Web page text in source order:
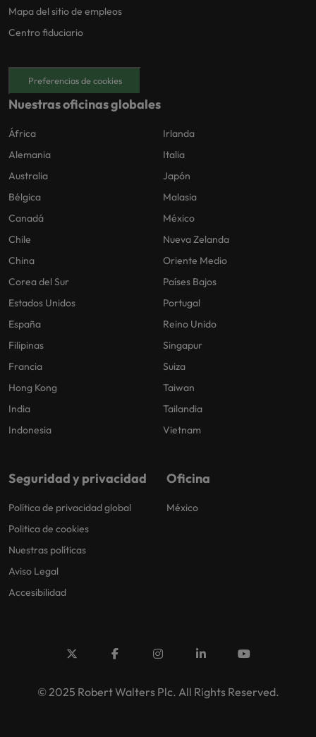
Mapa del sitio de empleos
Centro fiduciario
Preferencias de cookies
Nuestras oficinas globales
África
Alemania
Australia
Bélgica
Canadá
Chile
China
Corea del Sur
Estados Unidos
España
Filipinas
Francia
Hong Kong
India
Indonesia
Irlanda
Italia
Japón
Malasia
México
Nueva Zelanda
Oriente Medio
Países Bajos
Portugal
Reino Unido
Singapur
Suiza
Taiwan
Tailandia
Vietnam
Seguridad y privacidad
Política de privacidad global
Politica de cookies
Nuestras políticas
Aviso Legal
Accesibilidad
Oficina
México
© 2025 Robert Walters Plc. All Rights Reserved.